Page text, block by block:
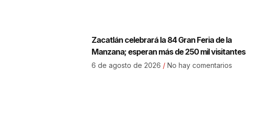
Zacatlán celebrará la 84 Gran Feria de la
Manzana; esperan más de 250 mil visitantes
6 de agosto de 2026 No hay comentarios